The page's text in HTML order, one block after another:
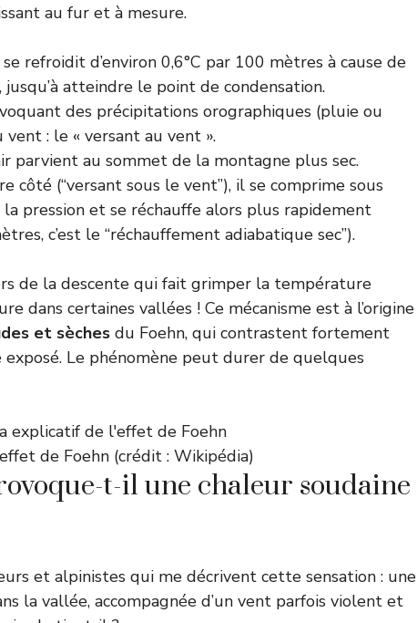
au fur et à mesure.
refroidit d’environ 0,6°C par 100 mètres à cause de
atteindre le point de condensation.
des précipitations orographiques (pluie ou
: le « versant au vent ».
parvient au sommet de la montagne plus sec.
côté (“versant sous le vent”), il se comprime sous
la pression et se réchauffe alors plus rapidement
c’est le “réchauffement adiabatique sec”).
de la descente qui fait grimper la température
dans certaines vallées ! Ce mécanisme est à l’origine
et sèches du Foehn, qui contrastent fortement
Le phénomène peut durer de quelques
de Foehn (crédit : Wikipédia)
t-il une chaleur soudaine
et alpinistes qui me décrivent cette sensation : une
la vallée, accompagnée d’un vent parfois violent et